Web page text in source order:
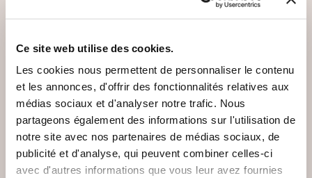
Ce site web utilise des cookies.
Les cookies nous permettent de personnaliser le contenu
et les annonces, d'offrir des fonctionnalités relatives aux
médias sociaux et d'analyser notre trafic. Nous
partageons également des informations sur l'utilisation de
notre site avec nos partenaires de médias sociaux, de
publicité et d'analyse, qui peuvent combiner celles-ci
avec d'autres informations que vous leur avez fournies
VOUS AIMEREZ AUSSI